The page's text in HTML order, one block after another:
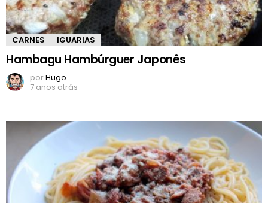
CARNES IGUARIAS
Hambagu Hambúrguer Japonês
porHugo
7 anos atrás